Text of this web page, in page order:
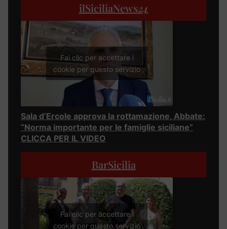
ilSiciliaNews24
Fai clic per accettare i
cookie per questo servizio
Sala d’Ercole approva la rottamazione, Abbate:
“Norma importante per le famiglie siciliane”
CLICCA PER IL VIDEO
BarSicilia
Fai clic per accettare i
cookie per questo servizio